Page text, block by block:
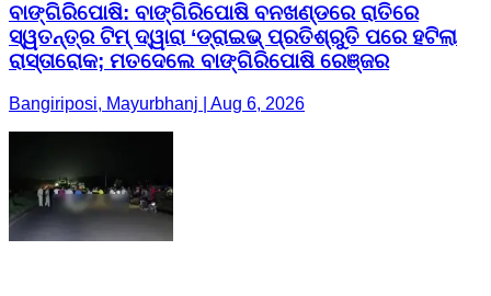
ବାଙ୍ଗିରିପୋଷି: ବାଙ୍ଗିରିପୋଷି ବନଖଣ୍ଡରେ ରାତିରେ
ସ୍ୱତନ୍ତ୍ର ଟିମ୍ ଦ୍ୱାରା ‘ଡ୍ରାଇଭ୍ ପ୍ରତିଶ୍ରୁତି ପରେ ହଟିଲା
ରାସ୍ତାରୋକ; ମତଦେଲେ ବାଙ୍ଗିରିପୋଷି ରେଞ୍ଜର
Bangiriposi, Mayurbhanj | Aug 6, 2026